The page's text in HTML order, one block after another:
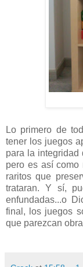
Lo primero de
tener los juegos
para la integridad
pero es así como
raritos que
trataran. Y sí,
enfundadas...o
final, los juegos
que parezcan